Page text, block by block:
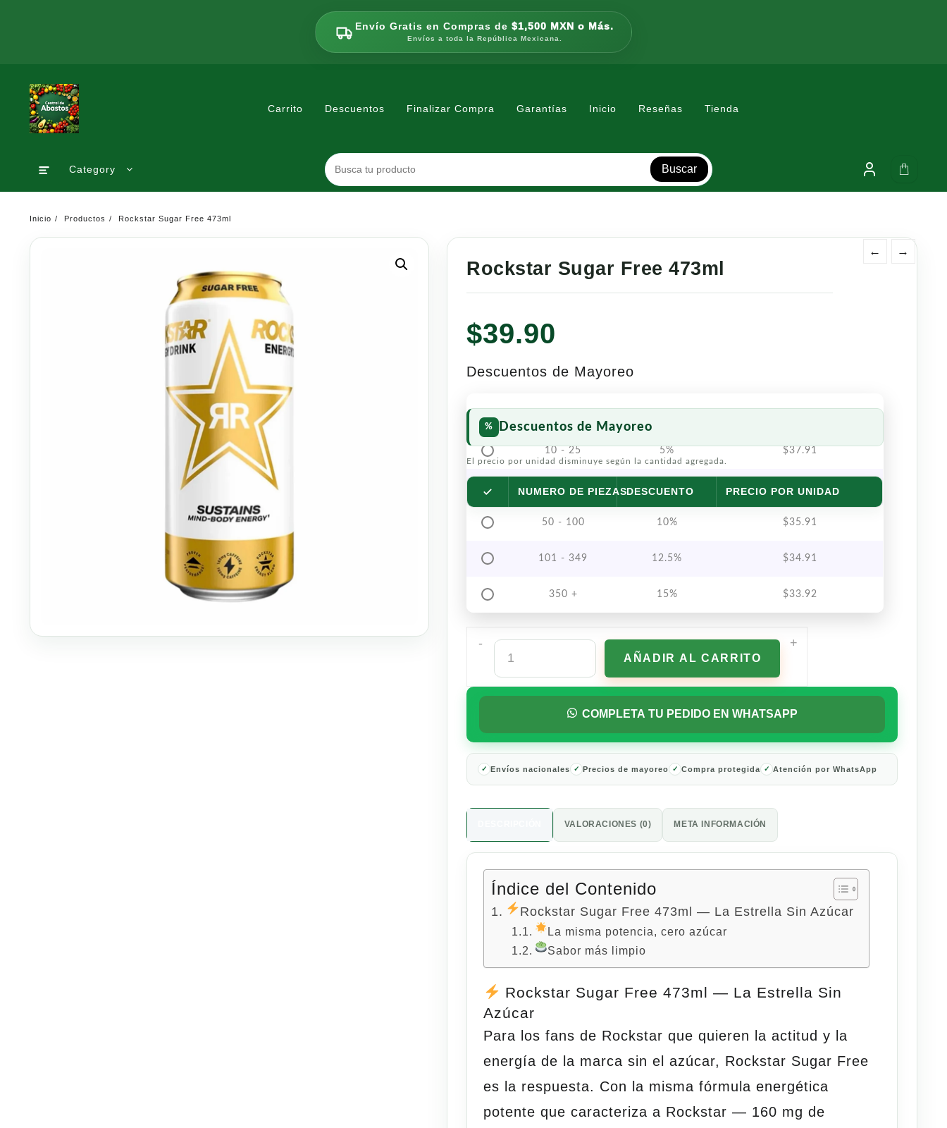
Envío Gratis en Compras de $1,500 MXN o Más.
Envíos a toda la República Mexicana.
Carrito Descuentos Finalizar Compra Garantías Inicio Reseñas Tienda
Category Buscar
Inicio Productos Rockstar Sugar Free 473ml
← →
Rockstar Sugar Free 473ml
$39.90
Descuentos de Mayoreo
Descuentos de Mayoreo
El precio por unidad disminuye según la cantidad agregada.
NUMERO DE PIEZASDESCUENTO PRECIO POR UNIDAD
10 - 25 5% $37.91
26 - 49 7.5% $36.91
50 - 100 10% $35.91
101 - 349 12.5% $34.91
350 + 15% $33.92
-
Rockstar
Sugar
Free
473ml
AÑADIR AL CARRITO
+
COMPLETA TU PEDIDO EN WHATSAPP
Envíos nacionales Precios de mayoreo Compra protegida Atención por WhatsApp
VALORACIONES (0) META INFORMACIÓN
Índice del Contenido
Rockstar Sugar Free 473ml — La Estrella Sin Azúcar
La misma potencia, cero azúcar
Sabor más limpio
Rockstar Sugar Free 473ml — La Estrella Sin
Azúcar
Para los fans de Rockstar que quieren la actitud y la
energía de la marca sin el azúcar, Rockstar Sugar Free
es la respuesta. Con la misma fórmula energética
potente que caracteriza a Rockstar — 160 mg de